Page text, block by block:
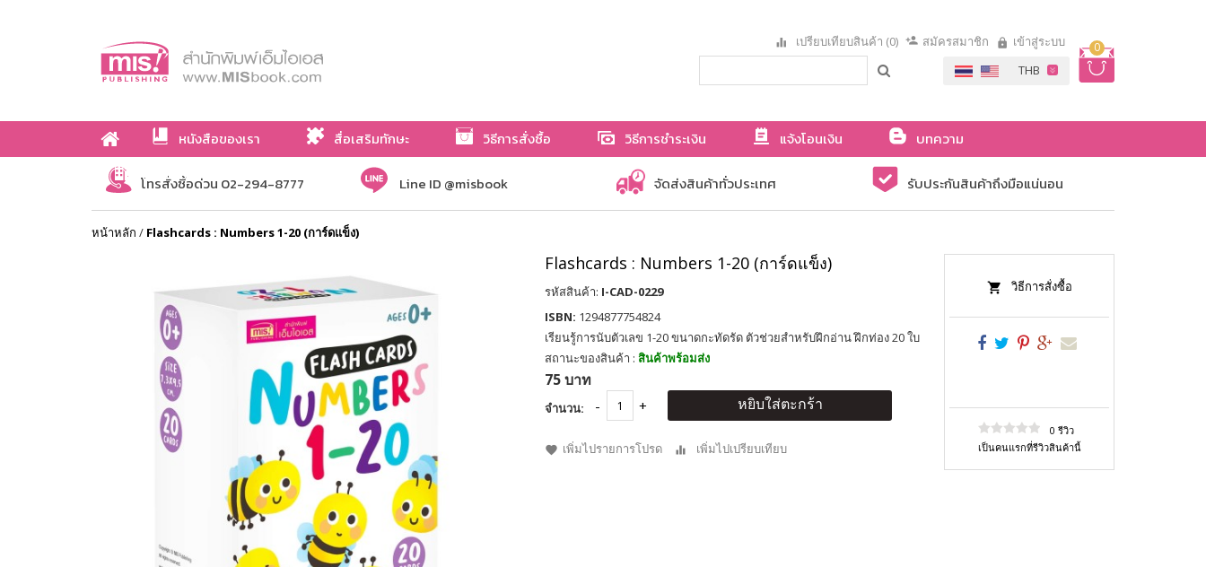
0
เปรียบเทียบสินค้า (0) สมัครสมาชิก เข้าสู่ระบบ
หนังสือของเรา สื่อเสริมทักษะ วิธีการสั่งซื้อ วิธีการชำระเงิน แจ้งโอนเงิน
บทความ
เกี่ยวกับเรา
โทรสั่งซื้อด่วน 02-294-8777 Line ID @misbook จัดส่งสินค้าทั่วประเทศ รับประกันสินค้าถึงมือแน่นอน
หน้าหลัก / Flashcards : Numbers 1-20 (การ์ดแข็ง)
Flashcards : Numbers 1-20 (การ์ดแข็ง)
รหัสสินค้า: I-CAD-0229
ISBN: 1294877754824
เรียนรู้การนับตัวเลข 1-20 ขนาดกะทัดรัด ตัวช่วยสำหรับฝึกอ่าน ฝึกท่อง 20 ใบ
สถานะของสินค้า : สินค้าพร้อมส่ง
75 บาท
จำนวน: หยิบใส่ตะกร้า
เพิ่มไปรายการโปรด เพิ่มไปเปรียบเทียบ
วิธีการสั่งซื้อ
0 รีวิว
เป็นคนแรกที่รีวิวสินค้านี้